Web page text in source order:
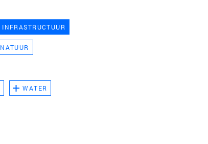
INFRASTRUCTUUR
NATUUR
WATER